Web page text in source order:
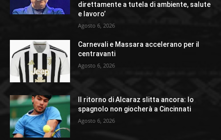
direttamente a tutela di ambiente, salute
e lavoro’
Agosto 6, 2026
Carnevali e Massara accelerano per il
centravanti
Agosto 6, 2026
Il ritorno di Alcaraz slitta ancora: lo
spagnolo non giocherà a Cincinnati
Agosto 6, 2026